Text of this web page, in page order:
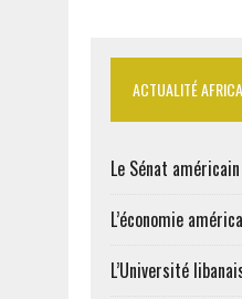
ACTUALITÉ
Le Sénat
L’économie
L’Université